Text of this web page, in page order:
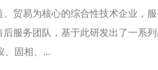
贸易为核心的综合性技术企业，
服务团队，基于此研发出了一系
、固相、...